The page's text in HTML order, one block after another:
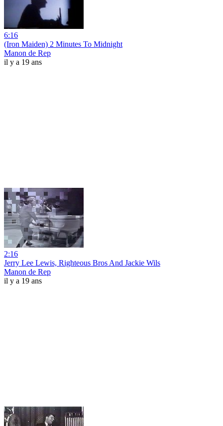
6:16
(Iron Maiden) 2 Minutes To Midnight
Manon de Rep
il y a 19 ans
2:16
Jerry Lee Lewis, Righteous Bros And Jackie Wils
Manon de Rep
il y a 19 ans